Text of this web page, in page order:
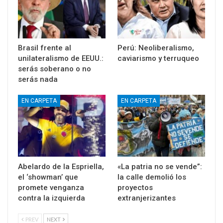
Brasil frente al
unilateralismo de EEUU.:
serás soberano o no
serás nada
Perú: Neoliberalismo,
caviarismo y terruqueo
EN CARPETA
Abelardo de la Espriella,
el ‘showman’ que
promete venganza
contra la izquierda
EN CARPETA
«La patria no se vende”:
la calle demolió los
proyectos
extranjerizantes
PREV NEXT